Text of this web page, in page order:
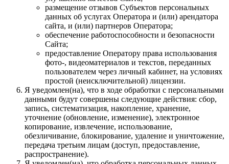
размещение отзывов Субъектов персональных
данных об услугах Оператора и (или) арендатора
сайта, и (или) партнеров Оператора;
обеспечение работоспособности и безопасности
Сайта;
предоставление Оператору права использования
фото-, видеоматериалов и текстов, переданных
пользователем через личный кабинет, на условиях
простой (неисключительной) лицензии.
Я уведомлен(на), что в ходе обработки с персональными
данными будут совершены следующие действия: сбор,
запись, систематизация, накопление, хранение,
уточнение (обновление, изменение), электронное
копирование, извлечение, использование,
обезличивание, блокирование, удаление и уничтожение,
передача третьим лицам (доступ, предоставление,
распространение).